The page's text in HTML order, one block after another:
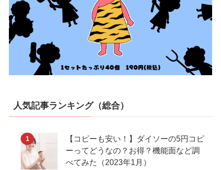
人気記事ランキング（総合）
【コピーも安い！】ダイソーの5円コピ
ーってどうなの？お得？機能面など調
べてみた（2023年1月）